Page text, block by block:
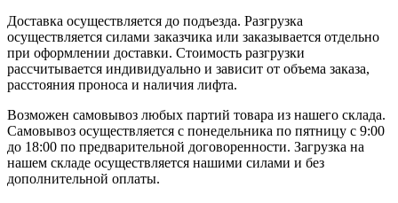
Доставка осуществляется до подъезда. Разгрузка
осуществляется силами заказчика или заказывается отдельно
при оформлении доставки. Стоимость разгрузки
рассчитывается индивидуально и зависит от объема заказа,
расстояния проноса и наличия лифта.
Возможен самовывоз любых партий товара из нашего склада.
Самовывоз осуществляется с понедельника по пятницу с 9:00
до 18:00 по предварительной договоренности. Загрузка на
нашем складе осуществляется нашими силами и без
дополнительной оплаты.